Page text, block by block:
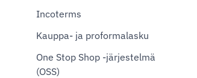
Incoterms
Kauppa- ja proformalasku
One Stop Shop -järjestelmä
(OSS)